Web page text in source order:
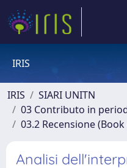
IRIS
IRIS
SIARI UNITN
03 Contributo in
03.2 Recensione
Analisi